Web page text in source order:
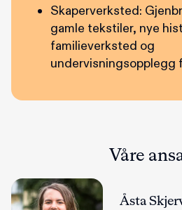
Skaperverksted:
gamle tekstiler, nye
familieverksted og
undervisningsopplegg
Våre
Åsta